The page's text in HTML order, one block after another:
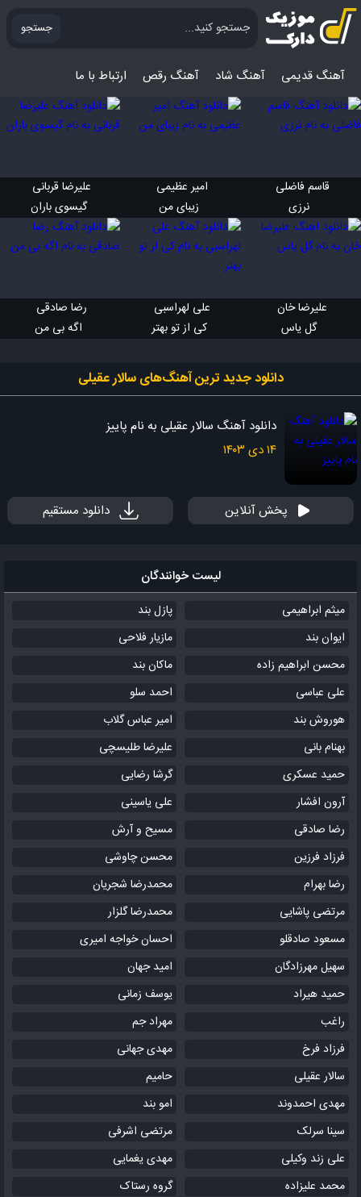
جستجو
آهنگ قدیمی آهنگ‌ شاد آهنگ رقص ارتباط با ما
قاسم فاضلی
نرزی
امیر عظیمی
زیبای من
علیرضا قربانی
گیسوی باران
علیرضا خان
گل یاس
علی لهراسبی
کی از تو بهتر
رضا صادقی
اگه بی من
دانلود جدید ‌ترین آهنگ‌های سالار عقیلی
دانلود آهنگ سالار عقیلی به نام پاییز
۱۴ دی ۱۴۰۳
پخش آنلاین دانلود مستقیم
لیست خوانندگان
میثم ابراهیمی
پازل بند
ایوان بند
مازیار فلاحی
محسن ابراهیم زاده
ماکان بند
علی عباسی
احمد سلو
هوروش بند
امیر عباس گلاب
بهنام بانی
علیرضا طلیسچی
حمید عسکری
گرشا رضایی
آرون افشار
علی یاسینی
رضا صادقی
مسیح و آرش
فرزاد فرزین
محسن چاوشی
رضا بهرام
محمدرضا شجریان
مرتضی پاشایی
محمدرضا گلزار
مسعود صادقلو
احسان خواجه امیری
سهیل مهرزادگان
امید جهان
حمید هیراد
یوسف زمانی
راغب
مهراد جم
فرزاد فرخ
مهدی جهانی
سالار عقیلی
حامیم
مهدی احمدوند
امو بند
سینا سرلک
مرتضی اشرفی
علی زند وکیلی
مهدی یغمایی
محمد علیزاده
گروه رستاک